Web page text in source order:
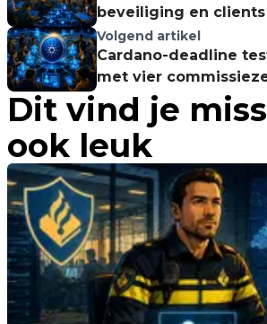
beveiliging en clients
Volgend artikel
Cardano-deadline
met vier
Dit vind je
ook leuk